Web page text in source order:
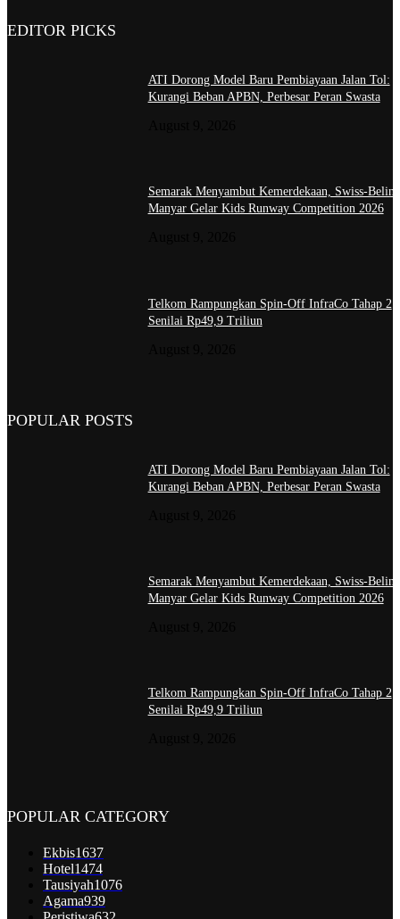
EDITOR PICKS
ATI Dorong Model Baru Pembiayaan Jalan Tol:
Kurangi Beban APBN, Perbesar Peran Swasta
Semarak Menyambut Kemerdekaan, Swiss-Belinn
Manyar Gelar Kids Runway Competition 2026
Telkom Rampungkan Spin-Off InfraCo Tahap 2
Senilai Rp49,9 Triliun
POPULAR POSTS
ATI Dorong Model Baru Pembiayaan Jalan Tol:
Kurangi Beban APBN, Perbesar Peran Swasta
Semarak Menyambut Kemerdekaan, Swiss-Belinn
Manyar Gelar Kids Runway Competition 2026
Telkom Rampungkan Spin-Off InfraCo Tahap 2
Senilai Rp49,9 Triliun
POPULAR CATEGORY
Ekbis1637
Hotel1474
Tausiyah1076
Agama939